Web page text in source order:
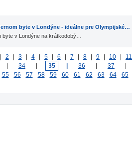
byte v Londýne - ideálne pre Olympijské…
byte v Londýne na krátkodobý…
2 3 4 5 6 7 8 9 10 11
34 35 36 37
55 56 57 58 59 60 61 62 63 64 65